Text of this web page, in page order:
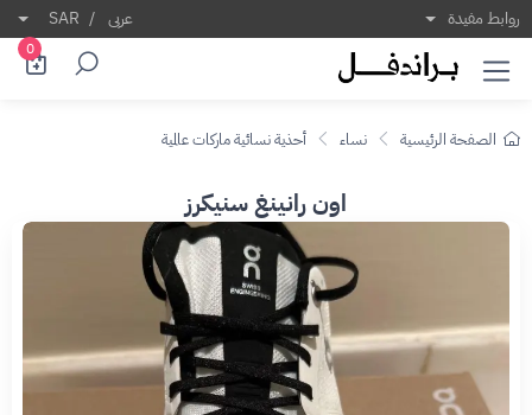
روابط مفيدة عربى /
SAR
0
الصفحة الرئيسية نساء أحذية نسائية ماركات عالمية
اون رانينغ سنيكرز